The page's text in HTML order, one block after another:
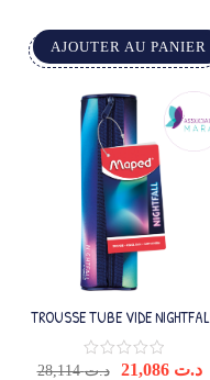
AJOUTER AU PANIER
TROUSSE TUBE VIDE
TEENS
د.ت28,114 د.ت 21,086